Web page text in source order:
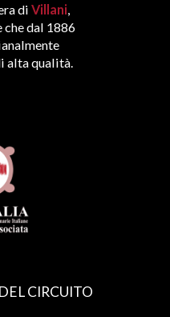
di Villani
dal 1886
alta qualità.
CIRCUITO